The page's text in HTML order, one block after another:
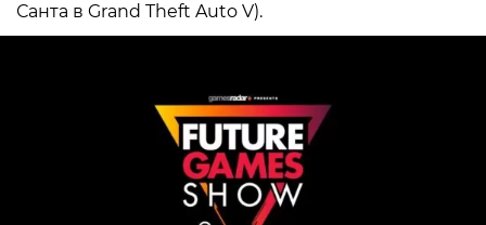
Санта в Grand Theft Auto V).